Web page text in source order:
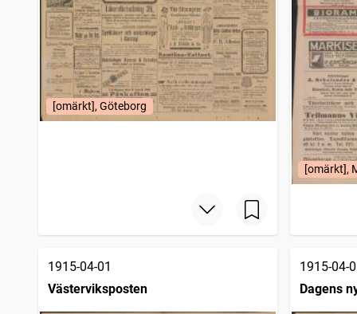
[omärkt], Göteborg
[omärkt],
1915-04-01
Västerviksposten
1915-04-
Dagens